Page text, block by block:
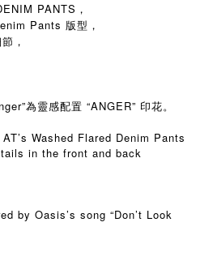
PANTS，
Pants 版型，
，
為靈感配置 “ANGER” 印花。
Washed Flared Denim Pants
in the front and back
by Oasis’s song “Don’t Look